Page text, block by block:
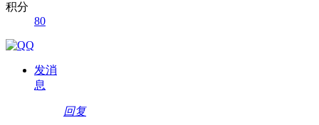
积分
80
发消
息
回复